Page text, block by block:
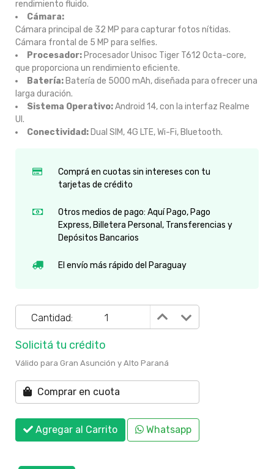
rendimiento fluido.
Cámara:
Cámara principal de 32 MP para capturar fotos nítidas.
Cámara frontal de 5 MP para selfies.
Procesador: Procesador Unisoc Tiger T612 Octa-core,
que proporciona un rendimiento eficiente.
Batería: Batería de 5000 mAh, diseñada para ofrecer una
larga duración.
Sistema Operativo:Android 14, con la interfaz Realme
UI.
Conectividad: Dual SIM, 4G LTE, Wi-Fi, Bluetooth.
Comprá en cuotas sin intereses con tu
tarjetas de crédito
Otros medios de pago: Aquí Pago, Pago
Express, Billetera Personal, Transferencias y
Depósitos Bancarios
El envío más rápido del Paraguay
Cantidad:
Solicitá tu crédito
Válido para Gran Asunción y Alto Paraná
Comprar en cuota
Agregar al Carrito Whatsapp